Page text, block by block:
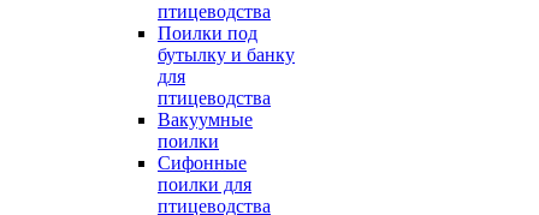
птицеводства
Поилки под
бутылку и банку
для
птицеводства
Вакуумные
поилки
Сифонные
поилки для
птицеводства